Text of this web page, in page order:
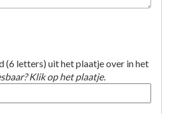
(6 letters) uit het plaatje over in het
Klik op het plaatje.